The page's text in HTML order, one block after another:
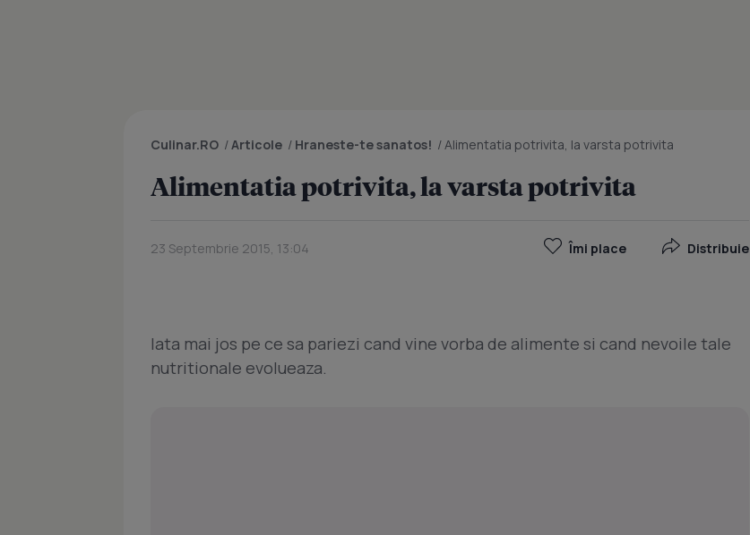
Culinar.RO /Articole / Hraneste-te sanatos! /Alimentatia potrivita, la varsta potrivita
Alimentatia potrivita, la varsta potrivita
23 Septembrie 2015, 13:04 Îmi place Distribuie
Iata mai jos pe ce sa pariezi cand vine vorba de alimente si cand nevoile tale
nutritionale evolueaza.